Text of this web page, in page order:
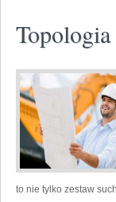
Topologia
to nie tylko zestaw